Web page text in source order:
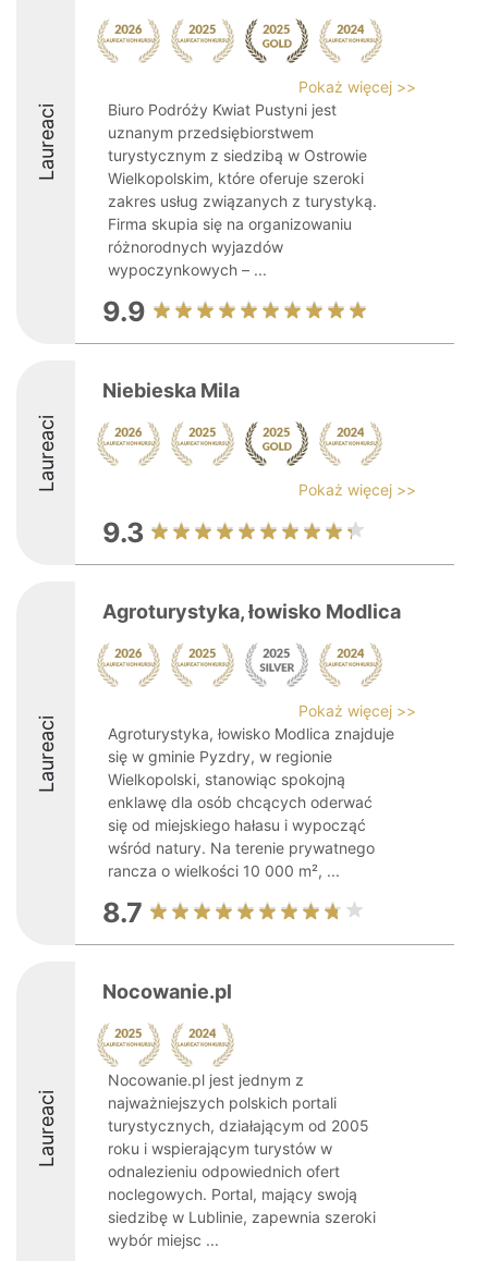
Laureaci
Pokaż więcej >>
Biuro Podróży Kwiat Pustyni jest
uznanym przedsiębiorstwem
turystycznym z siedzibą w Ostrowie
Wielkopolskim, które oferuje szeroki
zakres usług związanych z turystyką.
Firma skupia się na organizowaniu
różnorodnych wyjazdów
wypoczynkowych – ...
9.9
Laureaci
Niebieska Mila
Pokaż więcej >>
9.3
Laureaci
Agroturystyka, łowisko Modlica
Pokaż więcej >>
Agroturystyka, łowisko Modlica znajduje
się w gminie Pyzdry, w regionie
Wielkopolski, stanowiąc spokojną
enklawę dla osób chcących oderwać
się od miejskiego hałasu i wypocząć
wśród natury. Na terenie prywatnego
rancza o wielkości 10 000 m², ...
8.7
Laureaci
Nocowanie.pl
Nocowanie.pl jest jednym z
najważniejszych polskich portali
turystycznych, działającym od 2005
roku i wspierającym turystów w
odnalezieniu odpowiednich ofert
noclegowych. Portal, mający swoją
siedzibę w Lublinie, zapewnia szeroki
wybór miejsc ...